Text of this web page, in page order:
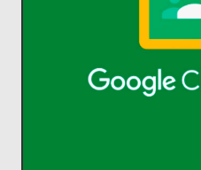
Administra la
Classroom
profesores